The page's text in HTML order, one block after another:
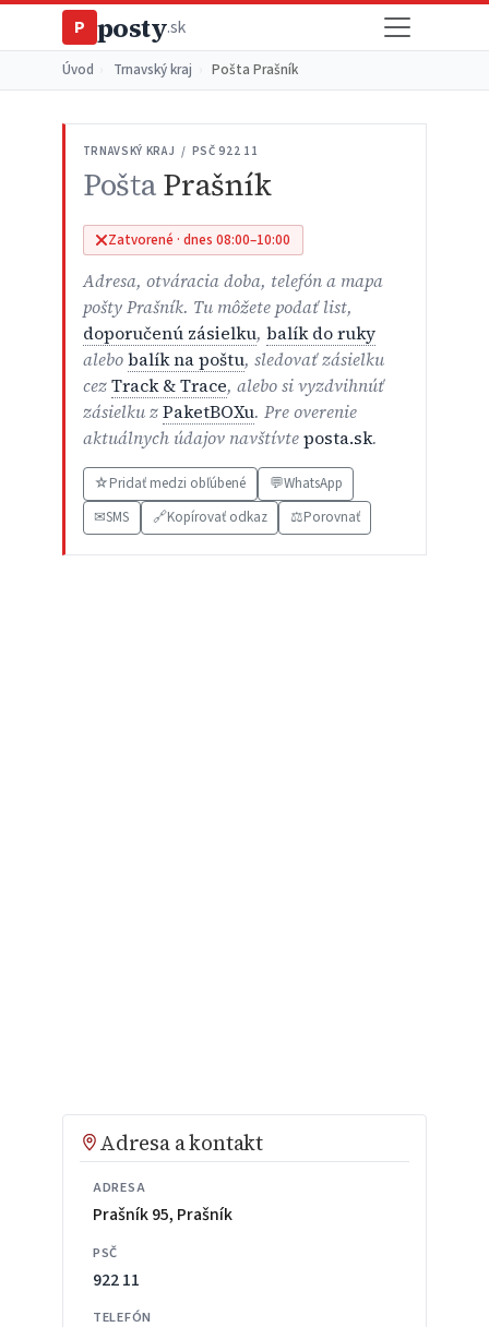
P posty.sk
Úvod Trnavský kraj Pošta Prašník
TRNAVSKÝ KRAJ / PSČ 922 11
PoštaPrašník
Zatvorené · dnes 08:00–10:00
Adresa, otváracia doba, telefón a mapa
pošty Prašník. Tu môžete podať list,
doporučenú zásielku, balík do ruky
alebobalík na poštu, sledovať zásielku
cezTrack & Trace, alebo si vyzdvihnúť
zásielku zPaketBOXu. Pre overenie
aktuálnych údajov navštívteposta.sk.
☆Pridať medzi obľúbené 💬WhatsApp
✉SMS 🔗Kopírovať odkaz ⚖️Porovnať
Adresa a kontakt
ADRESA
Prašník 95, Prašník
PSČ
922 11
TELEFÓN